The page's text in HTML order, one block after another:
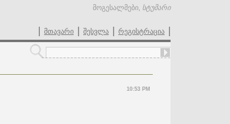
მოგესალმები, სტუმარი
| მთავარი | შესვლა | რეგისტრაცია |
10:53 PM